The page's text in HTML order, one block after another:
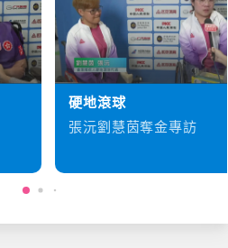
硬地滾球
張沅劉慧茵奪金專訪